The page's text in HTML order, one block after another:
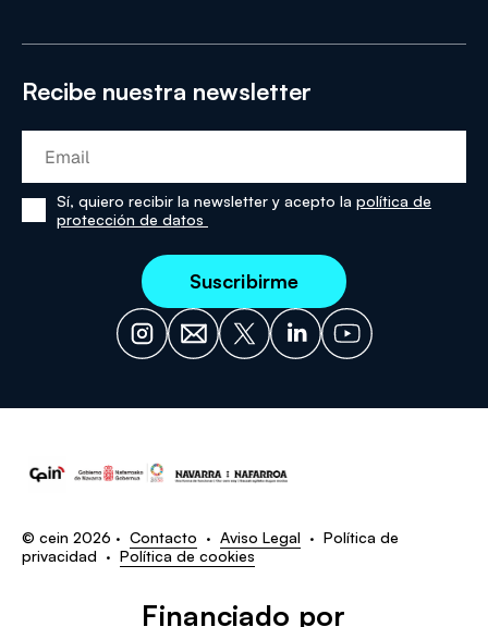
Recibe nuestra newsletter
he
Sí, quiero recibir la newsletter y acepto la política de
protección de datos
© cein 2026 · Contacto · Aviso Legal · Política de
privacidad · Política de cookies
Financiado por